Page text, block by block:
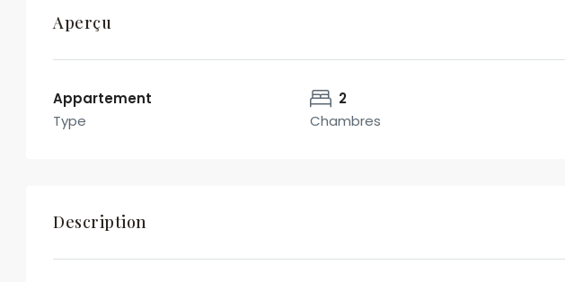
Voir les biens
Aperçu
Appartement
Type
2
Chambres
Description